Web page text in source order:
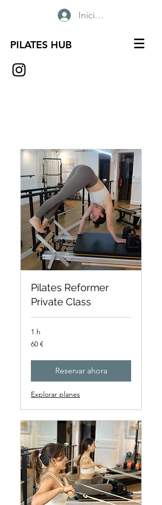
Iniciar sesión
PILATES HUB
Pilates Reformer
Private Class
1 h
60
euros
60 €
Reservar ahora
Explorar planes